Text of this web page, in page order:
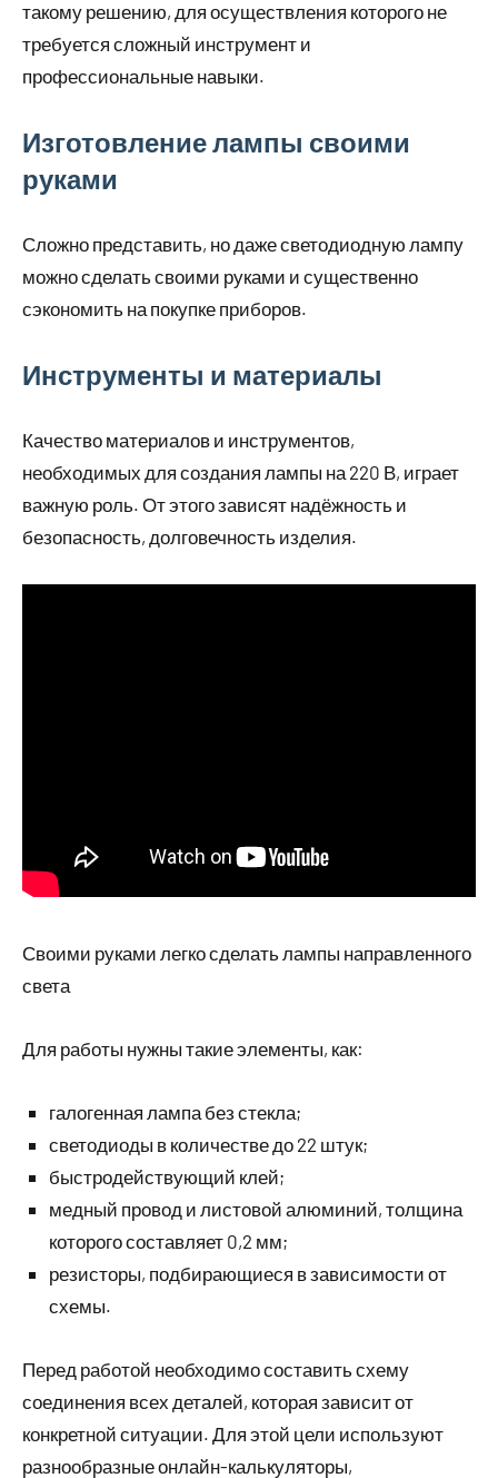
такому решению, для осуществления которого не
требуется сложный инструмент и
профессиональные навыки.
Изготовление лампы своими
руками
Сложно представить, но даже светодиодную лампу
можно сделать своими руками и существенно
сэкономить на покупке приборов.
Инструменты и материалы
Качество материалов и инструментов,
необходимых для создания лампы на 220 В, играет
важную роль. От этого зависят надёжность и
безопасность, долговечность изделия.
Своими руками легко сделать лампы направленного
света
Для работы нужны такие элементы, как:
галогенная лампа без стекла;
светодиоды в количестве до 22 штук;
быстродействующий клей;
медный провод и листовой алюминий, толщина
которого составляет 0,2 мм;
резисторы, подбирающиеся в зависимости от
схемы.
Перед работой необходимо составить схему
соединения всех деталей, которая зависит от
конкретной ситуации. Для этой цели используют
разнообразные онлайн-калькуляторы,